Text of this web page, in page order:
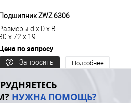
Подшипник ZWZ 6306
Размеры d x D x B
x 72 x 19
по запросу
Запросить
Подробнее
НУЖНА ПОМОЩЬ?